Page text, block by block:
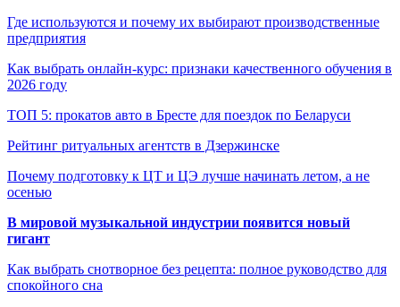
Где используются и почему их выбирают производственные
предприятия
Как выбрать онлайн-курс: признаки качественного обучения в
2026 году
ТОП 5: прокатов авто в Бресте для поездок по Беларуси
Рейтинг ритуальных агентств в Дзержинске
Почему подготовку к ЦТ и ЦЭ лучше начинать летом, а не
осенью
В мировой музыкальной индустрии появится новый
гигант
Как выбрать снотворное без рецепта: полное руководство для
спокойного сна